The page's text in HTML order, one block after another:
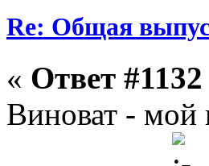
Re: Общая
« Ответ #1132
Виноват - мой